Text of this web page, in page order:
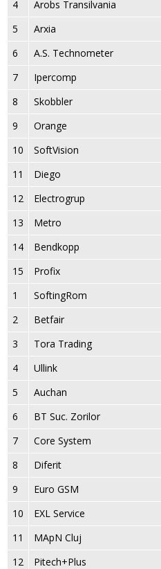
4 Arobs Transilvania
5
Arxia
6
A.S. Technometer
7
Ipercomp
8
Skobbler
9
Orange
10
SoftVision
11
Diego
12
Electrogrup
13
Metro
14
Bendkopp
15
Profix
1
SoftingRom
2
Betfair
3
Tora Trading
4
Ullink
5
Auchan
6
BT Suc. Zorilor
7
Core System
8
Diferit
9
Euro GSM
10
EXL Service
11
MApN Cluj
12
Pitech+Plus